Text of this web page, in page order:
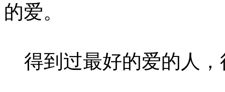
的爱。
得到过最好的爱的人，